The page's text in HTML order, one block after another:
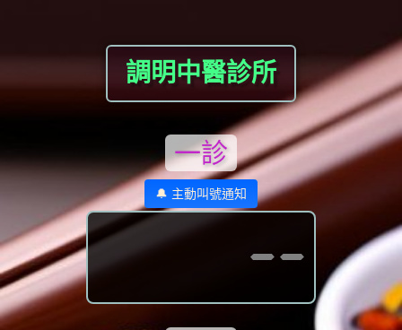
調明中醫診所
一診
🔔 主動叫號通知
--